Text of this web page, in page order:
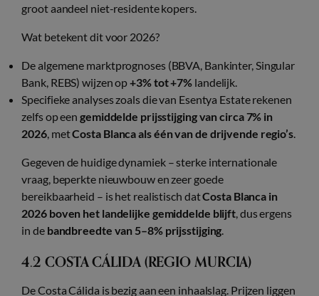
groot aandeel niet-residente kopers.
Wat betekent dit voor 2026?
De algemene marktprognoses (BBVA, Bankinter, Singular
Bank, REBS) wijzen op+3% tot +7% landelijk.
Specifieke analyses zoals die van Esentya Estate rekenen
zelfs op eengemiddelde prijsstijging van circa 7% in
2026 , metCosta Blanca als één van de drijvende regio’s.
Gegeven de huidige dynamiek – sterke internationale
vraag, beperkte nieuwbouw en zeer goede
bereikbaarheid – is het realistisch datCosta Blanca in
2026 boven het landelijke gemiddelde blijft , dus ergens
in de bandbreedte van 5–8% prijsstijging
4.2 COSTA CÁLIDA (REGIO MURCIA)
De Costa Cálida is bezig aan een inhaalslag. Prijzen liggen